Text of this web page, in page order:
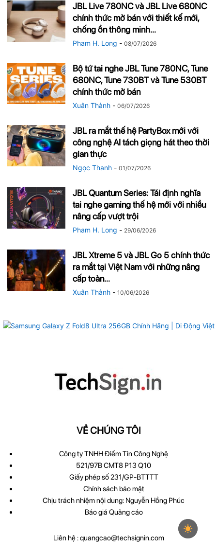
JBL Live 780NC và JBL Live 680NC
chính thức mở bán với thiết kế mới,
chống ồn thông minh...
Pham H. Long - 08/07/2026
Bộ tứ tai nghe JBL Tune 780NC, Tune
680NC, Tune 730BT và Tune 530BT
chính thức mở bán
Xuân Thành - 06/07/2026
JBL ra mắt thế hệ PartyBox mới với
công nghệ AI tách giọng hát theo thời
gian thực
Ngọc Thanh - 01/07/2026
JBL Quantum Series: Tái định nghĩa
tai nghe gaming thế hệ mới với nhiều
nâng cấp vượt trội
Pham H. Long - 29/06/2026
JBL Xtreme 5 và JBL Go 5 chính thức
ra mắt tại Việt Nam với những nâng
cấp toàn...
Xuân Thành - 10/06/2026
VỀ CHÚNG TÔI
Công ty TNHH Điểm Tin Công Nghệ
521/97B CMT8 P13 Q10
Giấy phép số 231/GP-BTTTT
Chính sách bảo mật
Chịu trách nhiệm nội dung: Nguyễn Hồng Phúc
Báo giá Quảng cáo
Liên hệ :quangcao@techsignin.com